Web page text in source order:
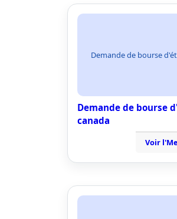
Demande de bourse
Demande de bourse
canada
Voir